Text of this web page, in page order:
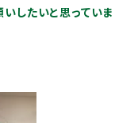
したいと思っていま